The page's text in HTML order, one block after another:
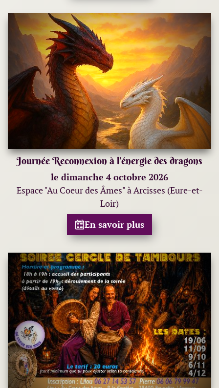
Journée Reconnexion à l'énergie des dragons
le dimanche 4 octobre 2026
Espace "Au Coeur des Âmes" à Arcisses (Eure-et-
Loir)
En savoir plus